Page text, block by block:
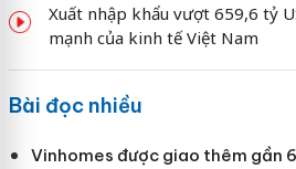
Xuất nhập khẩu vượt 659,6 tỷ
mạnh của kinh tế Việt Nam
Bài đọc nhiều
Vinhomes được giao thêm gần